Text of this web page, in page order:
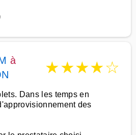
à
★★★★☆
Dans les temps en
des